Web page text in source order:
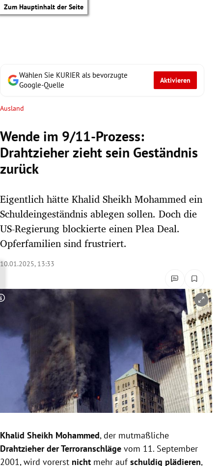
Zum Hauptinhalt der Seite
Untermenü
Untermenü
Untermenü
Untermenü
Untermenü
Untermenü
Untermenü
Wählen Sie KURIER als bevorzugte
Google-Quelle
Aktivieren
Ausland
Wende im 9/11-Prozess:
Drahtzieher zieht sein Geständnis
zurück
Eigentlich hätte Khalid Sheikh Mohammed ein
Schuldeingeständnis ablegen sollen. Doch die
US-Regierung blockierte einen Plea Deal.
Opferfamilien sind frustriert.
10.01.2025, 13:33
Copyright-Hinweis öffnen/schließen
Khalid Sheikh Mohammed, der mutmaßliche
Drahtzieher der Terroranschläge vom 11. September
2001, wird vorerst nicht mehr aufschuldig plädieren,